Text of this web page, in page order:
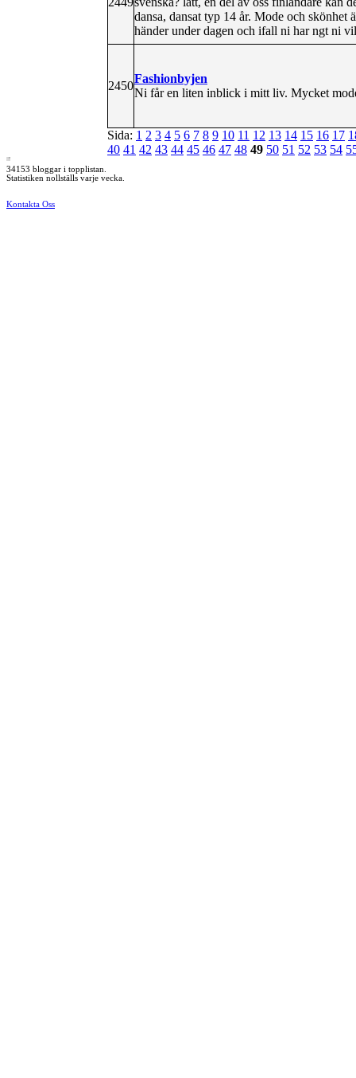
dansa, dansat typ 14 år. Mode och
händer under dagen och ifall ni har ngt ni
2450
Fashionbyjen
Ni får en liten inblick i mitt liv. Mycket
Sida: 1 2 3 4 5 6 7 8 9 10 11 12 13 14 15 16 17
40 41 42 43 44 45 46 47 48 49 50 51 52 53 54
34153 bloggar i topplistan.
Statistiken nollställs varje vecka.
Kontakta Oss